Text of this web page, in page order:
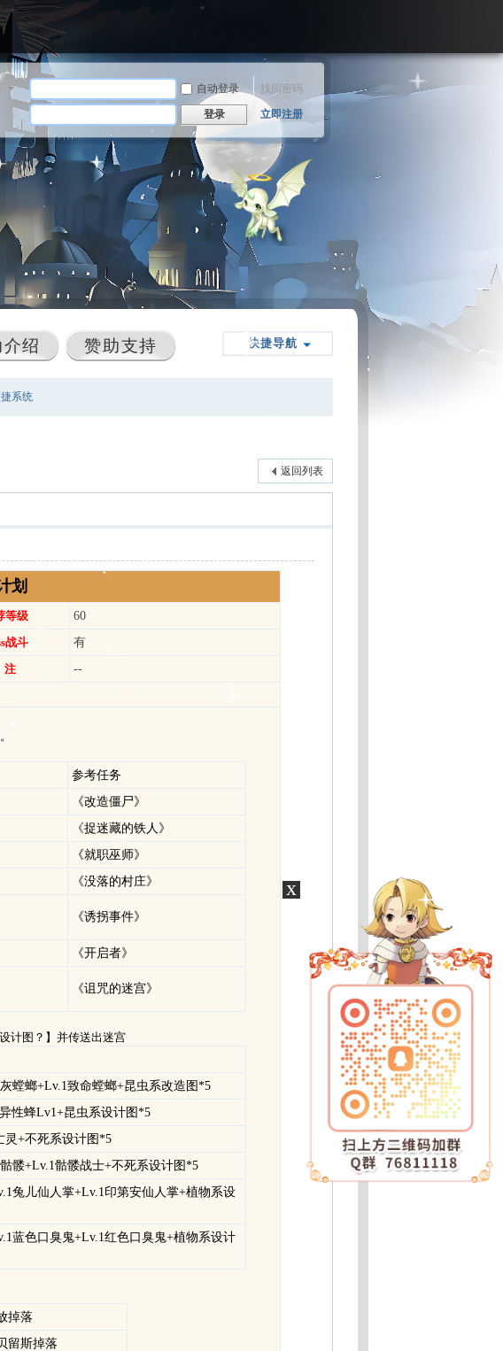
自动登录 找回密码
登录 立即注册
快捷导航
绍 赞助支持
系统
返回列表
划
等级
60
战斗
有
--
参考任务
《改造僵尸》
《捉迷藏的铁人》
《就职巫师》
《没落的村庄》
《诱拐事件》
《开启者》
《诅咒的迷宫》
计图？】并传送出迷宫
螳螂+Lv.1致命螳螂+昆虫系改造图*5
性蜂Lv1+昆虫系设计图*5
灵+不死系设计图*5
髅+Lv.1骷髅战士+不死系设计图*5
兔儿仙人掌+Lv.1印第安仙人掌+植物系设
蓝色口臭鬼+Lv.1红色口臭鬼+植物系设计
掉落
留斯掉落
x